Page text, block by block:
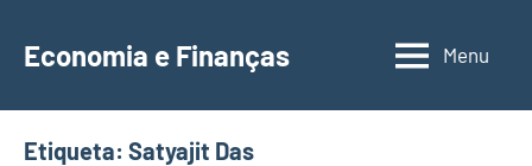
para
conteúdo
Economia e Finanças
Depósitos
IRS,
Menu
Etiqueta: Satyajit Das